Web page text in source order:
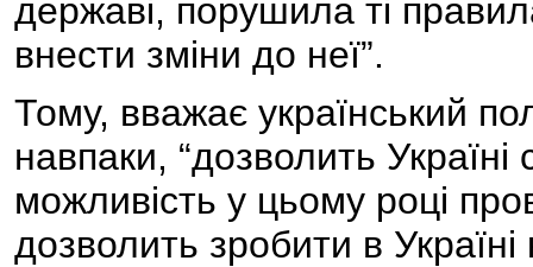
державі, порушила ті
внести зміни до неї”.
Тому, вважає український
навпаки, “дозволить
можливість у цьому році
дозволить зробити в